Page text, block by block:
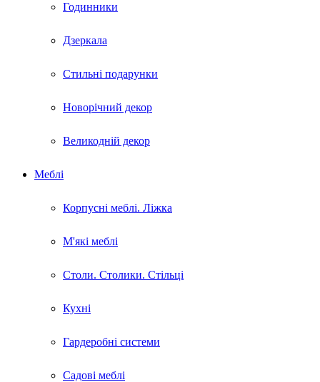
Годинники
Дзеркала
Стильні подарунки
Новорічний декор
Великодній декор
Меблі
Корпусні меблі. Ліжка
М'які меблі
Столи. Столики. Стільці
Кухні
Гардеробні системи
Садові меблі